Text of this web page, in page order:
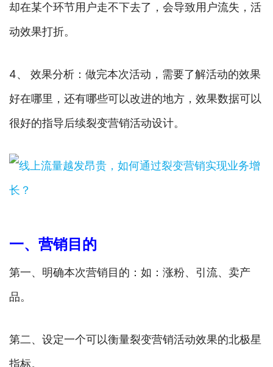
却在某个环节用户走不下去了，会导致用户流失，活
动效果打折。
4、 效果分析：做完本次活动，需要了解活动的效果
好在哪里，还有哪些可以改进的地方，效果数据可以
很好的指导后续裂变营销活动设计。
一、营销目的
第一、明确本次营销目的：如：涨粉、引流、卖产
品。
第二、设定一个可以衡量裂变营销活动效果的北极星
指标。